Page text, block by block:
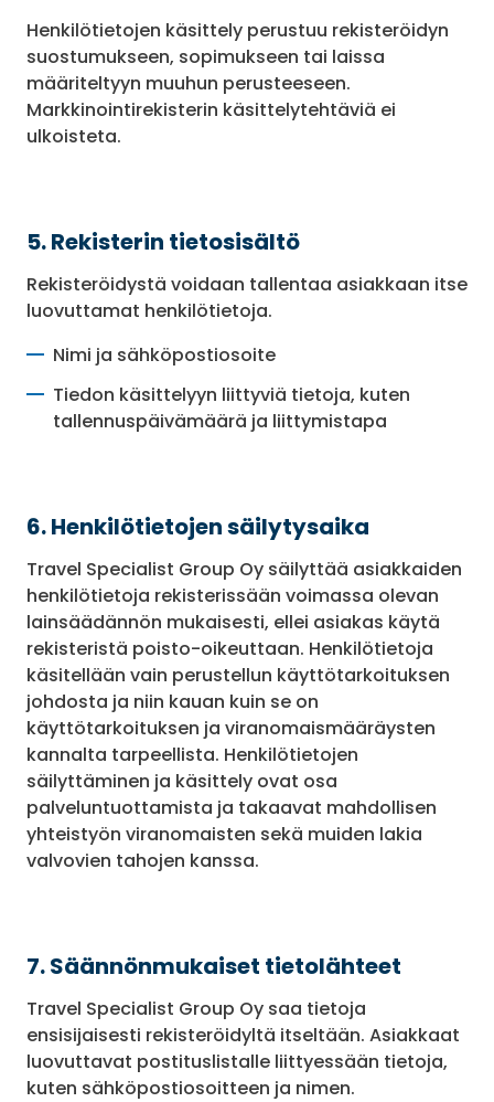
Henkilötietojen käsittely perustuu rekisteröidyn
suostumukseen, sopimukseen tai laissa
määriteltyyn muuhun perusteeseen.
Markkinointirekisterin käsittelytehtäviä ei
ulkoisteta.
5. Rekisterin tietosisältö
Rekisteröidystä voidaan tallentaa asiakkaan itse
luovuttamat henkilötietoja.
Nimi ja sähköpostiosoite
Tiedon käsittelyyn liittyviä tietoja, kuten
tallennuspäivämäärä ja liittymistapa
6. Henkilötietojen säilytysaika
Travel Specialist Group Oy säilyttää asiakkaiden
henkilötietoja rekisterissään voimassa olevan
lainsäädännön mukaisesti, ellei asiakas käytä
rekisteristä poisto-oikeuttaan. Henkilötietoja
käsitellään vain perustellun käyttötarkoituksen
johdosta ja niin kauan kuin se on
käyttötarkoituksen ja viranomaismääräysten
kannalta tarpeellista. Henkilötietojen
säilyttäminen ja käsittely ovat osa
palveluntuottamista ja takaavat mahdollisen
yhteistyön viranomaisten sekä muiden lakia
valvovien tahojen kanssa.
7. Säännönmukaiset tietolähteet
Travel Specialist Group Oy saa tietoja
ensisijaisesti rekisteröidyltä itseltään. Asiakkaat
luovuttavat postituslistalle liittyessään tietoja,
kuten sähköpostiosoitteen ja nimen.